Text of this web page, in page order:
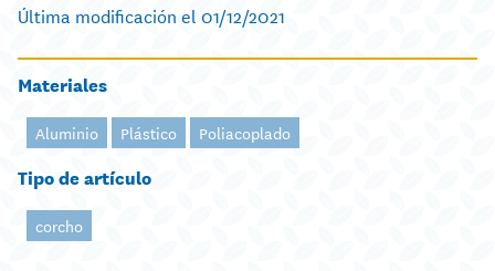
Última modificación el 01/12/2021
Materiales
Aluminio Plástico Poliacoplado
Tipo de artículo
corcho